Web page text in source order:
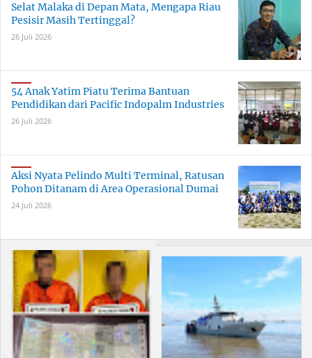
Selat Malaka di Depan Mata, Mengapa Riau
Pesisir Masih Tertinggal?
26 Juli 2026
54 Anak Yatim Piatu Terima Bantuan
Pendidikan dari Pacific Indopalm Industries
26 Juli 2026
Aksi Nyata Pelindo Multi Terminal, Ratusan
Pohon Ditanam di Area Operasional Dumai
24 Juli 2026